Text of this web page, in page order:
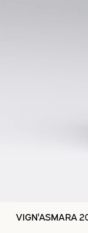
VIGN'ASMARA